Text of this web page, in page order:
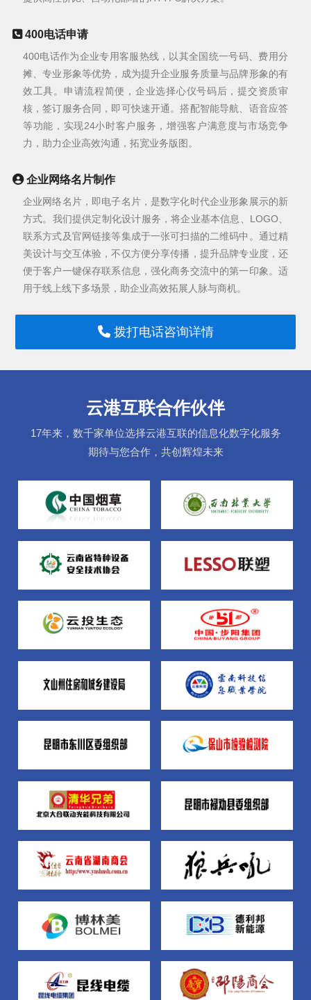
400电话申请
400电话作为企业专用客服热线，以其全国统一号码、费用分
摊、专业形象等优势，成为提升企业服务质量与品牌形象的有
效工具。申请流程简便，企业选择心仪号码后，提交资质审
核，签订服务合同，即可快速开通。搭配智能导航、语音应答
等功能，实现24小时客户服务，增强客户满意度与市场竞争
力，助力企业高效沟通，拓宽业务版图。
企业网络名片制作
企业网络名片，即电子名片，是数字化时代企业形象展示的新
方式。我们提供定制化设计服务，将企业基本信息、LOGO、
联系方式及官网链接等集成于一张可扫描的二维码中。通过精
美设计与交互体验，不仅方便分享传播，提升品牌专业度，还
便于客户一键保存联系信息，强化商务交流中的第一印象。适
用于线上线下多场景，助企业高效拓展人脉与商机。
拨打电话咨询详情
云港互联合作伙伴
17年来，数千家单位选择云港互联的信息化数字化服务
期待与您合作，共创辉煌未来